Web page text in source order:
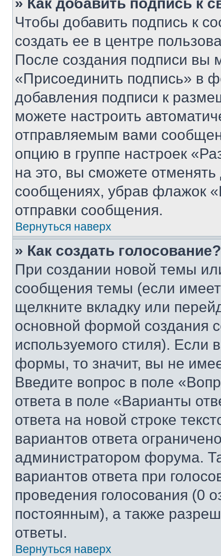
Чтобы добавить подпись к
создать ее в центре
После создания подписи вы
«Присоединить подпись» в
добавления подписи к
можете настроить
отправляемым вами
опцию в группе настроек
на это, вы сможете
сообщениях, убрав флажок
отправки сообщения.
Вернуться наверх
» Как создать голосование?
При создании новой темы
сообщения темы (если
щелкните вкладку или
основной формой создания
используемого стиля). Если
формы, то значит, вы не
Введите вопрос в поле
ответа в поле «Варианты
ответа на новой строке
вариантов ответа
администратором форума.
вариантов ответа при
проведения голосования (0
постоянным), а также
ответы.
Вернуться наверх